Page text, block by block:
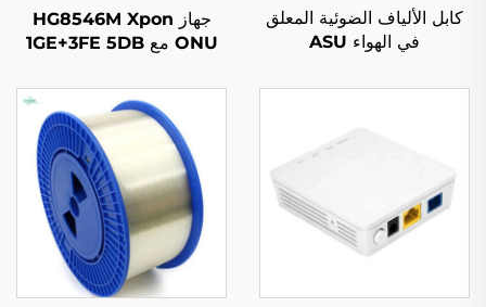
كابل الألياف الضوئية المعلق
في الهواء ASU
جهاز HG8546M Xpon
ONU مع 1GE+3FE 5DB